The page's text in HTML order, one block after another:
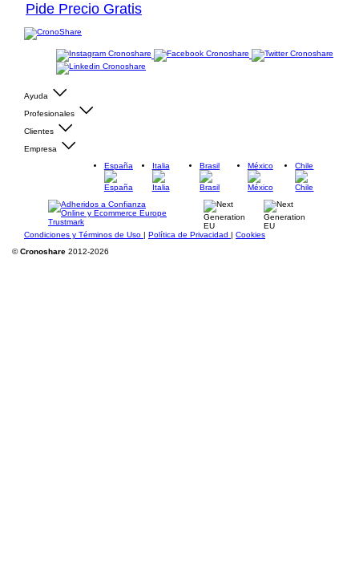
Pide Precio Gratis
Ayuda
Profesionales
Clientes
Empresa
España
Italia Brasil México Chile
Condiciones y Términos de Uso | Política de Privacidad | Cookies
©Cronoshare 2012-2026